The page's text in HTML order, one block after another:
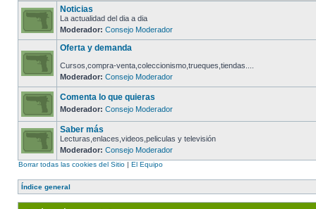
Noticias
La actualidad del dia a dia
Moderador: Consejo Moderador
Oferta y demanda
Cursos,compra-venta,coleccionismo,trueques,tiendas....
Moderador: Consejo Moderador
Comenta lo que quieras
Moderador: Consejo Moderador
Saber más
Lecturas,enlaces,videos,peliculas y televisión
Moderador: Consejo Moderador
Borrar todas las cookies del Sitio | El Equipo
Índice general